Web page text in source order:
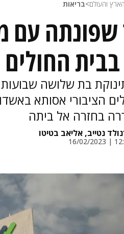
והעולם>בריאות
עם
בבית החולים
בת שלושה
הציבורי אסותא
בחזרה אל ביתה
נטייב, אליאב בטיטו
12:15 |